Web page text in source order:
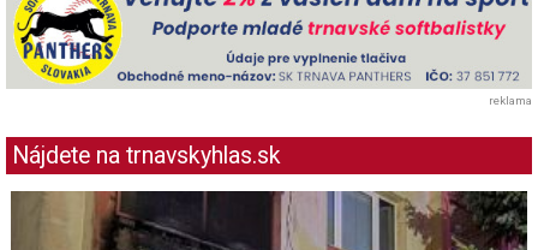
reklama
Nájdete na trnavskyhlas.sk